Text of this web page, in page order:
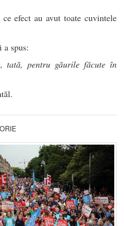
efect au avut toate cuvintele
a spus:
tată, pentru găurile făcute în